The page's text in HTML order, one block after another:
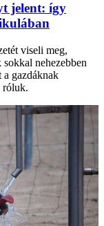
jelent: így
viseli meg,
nehezebben
a gazdáknak
róluk.